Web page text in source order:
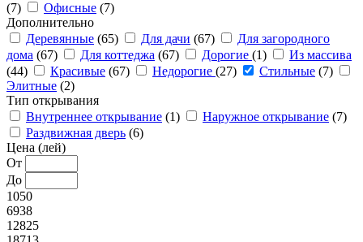
(7)
Офисные (7)
Дополнительно
Деревянные (65) Для дачи (67)
Для загородного
дома (67) Для коттеджа (67) Дорогие (1)
Из массива
(44)
Красивые (67) Недорогие (27) Стильные (7)
Элитные (2)
Тип открывания
Внутреннее открывание (1) Наружное открывание (7)
Раздвижная дверь (6)
Цена (лей)
От
До
1050
6938
12825